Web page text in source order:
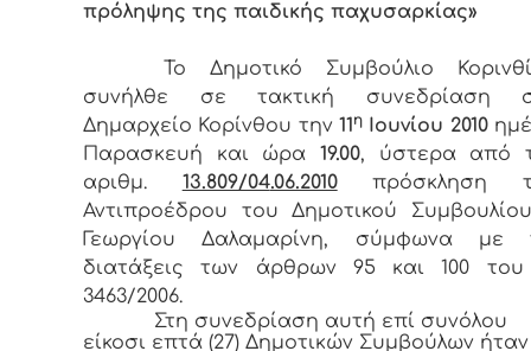
πρόληψης της παιδικής παχυσαρκίας»
Το Δημοτικό Συμβούλιο
συνήλθε σε τακτική συνεδρίαση
Δημαρχείο Κορίνθου την 11η Ιουνίου 2010
Παρασκευή και ώρα 19.00, ύστερα από
αριθμ. 13.809/04.06.2010πρόσκληση
Αντιπροέδρου του Δημοτικού
Γεωργίου Δαλαμαρίνη, σύμφωνα με
διατάξεις των άρθρων 95 και 100
3463/2006.
Στη συνεδρίαση αυτή επί συνόλου
είκοσι επτά (27) Δημοτικών Συμβούλων ήταν